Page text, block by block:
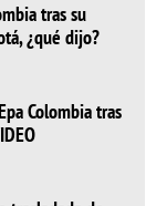
tras su
¿qué dijo?
Colombia tras